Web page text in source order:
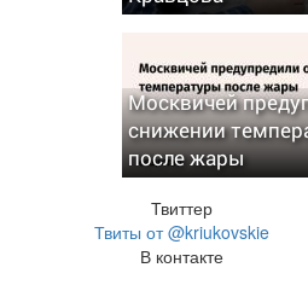
Москвичей
снижении
после жары
Твиттер
Твиты от @kriukovskie
В контакте